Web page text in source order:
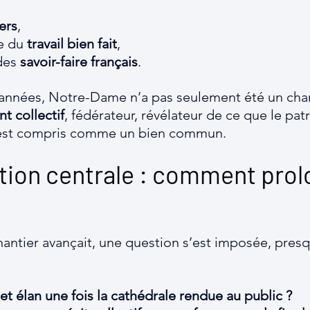
,
du travail bien fait,
savoir-faire français.
Notre-Dame n’a pas seulement été un
collectif, fédérateur, révélateur de ce que le
compris comme un bien commun.
centrale : comment
avançait, une question s’est imposée,
élan une fois la cathédrale rendue au public ?